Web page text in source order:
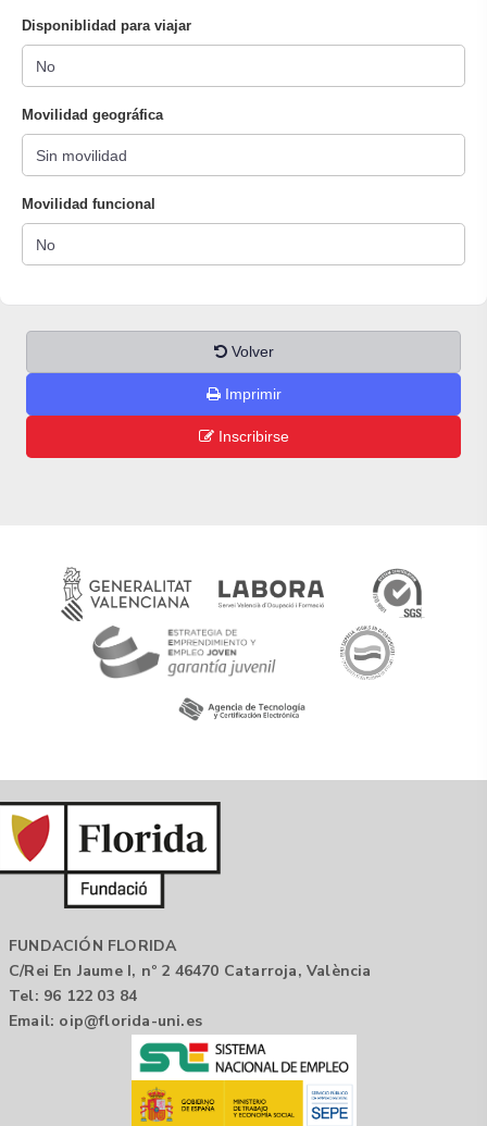
Disponiblidad para viajar
Movilidad geográfica
Movilidad funcional
Volver
Imprimir
Inscribirse
FUNDACIÓN FLORIDA
C/Rei En Jaume I, nº 2 46470 Catarroja, València
Tel: 96 122 03 84
Email: oip@florida-uni.es